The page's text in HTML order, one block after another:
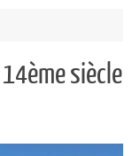
siècle